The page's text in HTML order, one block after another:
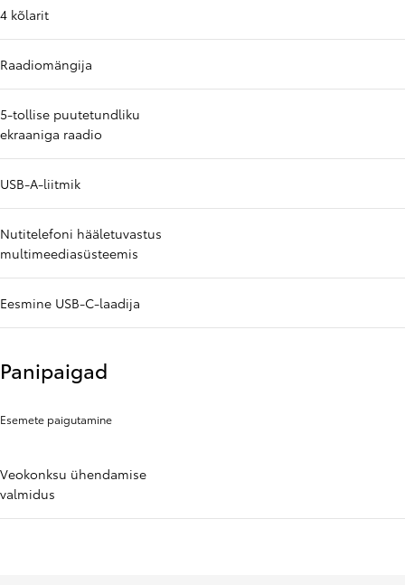
4 kõlarit
Raadiomängija
5-tollise puutetundliku
ekraaniga raadio
USB-A-liitmik
Nutitelefoni hääletuvastus
multimeediasüsteemis
Eesmine USB-C-laadija
Panipaigad
Esemete paigutamine
Veokonksu ühendamise
valmidus